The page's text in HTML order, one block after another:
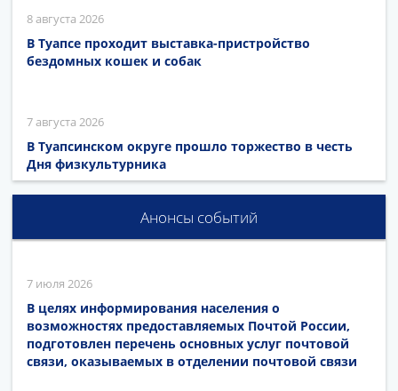
8 августа 2026
В Туапсе проходит выставка-пристройство
бездомных кошек и собак
7 августа 2026
В Туапсинском округе прошло торжество в честь
Дня физкультурника
Анонсы событий
7 июля 2026
В целях информирования населения о
возможностях предоставляемых Почтой России,
подготовлен перечень основных услуг почтовой
связи, оказываемых в отделении почтовой связи